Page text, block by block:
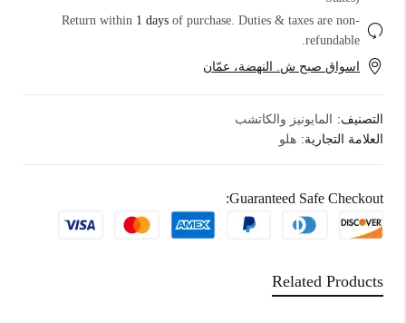
Return within 1 days of purchase. Duties & taxes are non-
refundable.
اسواق صبح ش. النهضة، عمّان
التصنيف:
المايونيز والكاتشب
العلامة التجارية: هلو
Guaranteed Safe Checkout:
Related Products